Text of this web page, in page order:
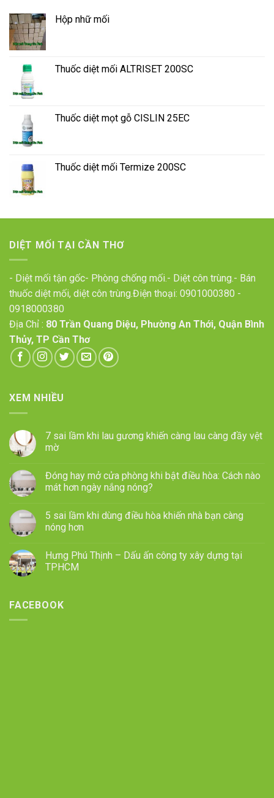
Hộp nhữ mối
Thuốc diệt mối ALTRISET 200SC
Thuốc diệt mọt gỗ CISLIN 25EC
Thuốc diệt mối Termize 200SC
DIỆT MỐI TẠI CẦN THƠ
- Diệt mối tận gốc- Phòng chống mối.- Diệt côn trùng.- Bán
thuốc diệt mối, diệt côn trùng.Điện thoại: 0901000380 -
0918000380
Địa Chỉ : 80 Trần Quang Diệu, Phường An Thới, Quận Bình
Thủy, TP Cần Thơ
XEM NHIỀU
7 sai lầm khi lau gương khiến càng lau càng đầy vệt
mờ
Đóng hay mở cửa phòng khi bật điều hòa: Cách nào
mát hơn ngày nắng nóng?
5 sai lầm khi dùng điều hòa khiến nhà bạn càng
nóng hơn
Hưng Phú Thịnh – Dấu ấn công ty xây dựng tại
TPHCM
FACEBOOK